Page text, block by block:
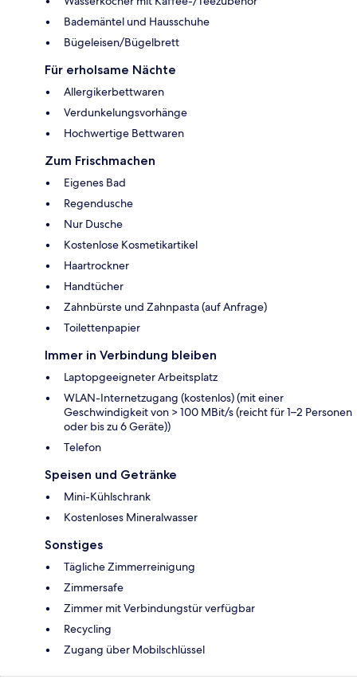
Bademäntel und Hausschuhe
Bügeleisen/Bügelbrett
Für erholsame Nächte
Allergikerbettwaren
Verdunkelungsvorhänge
Hochwertige Bettwaren
Zum Frischmachen
Eigenes Bad
Regendusche
Nur Dusche
Kostenlose Kosmetikartikel
Haartrockner
Handtücher
Zahnbürste und Zahnpasta (auf Anfrage)
Toilettenpapier
Immer in Verbindung bleiben
Laptopgeeigneter Arbeitsplatz
WLAN-Internetzugang (kostenlos) (mit einer
Geschwindigkeit von > 100 MBit/s (reicht für 1–2 Personen
oder bis zu 6 Geräte))
Telefon
Speisen und Getränke
Mini-Kühlschrank
Kostenloses Mineralwasser
Sonstiges
Tägliche Zimmerreinigung
Zimmersafe
Zimmer mit Verbindungstür verfügbar
Recycling
Zugang über Mobilschlüssel